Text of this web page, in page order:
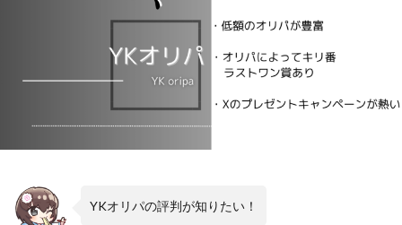
YKオリパの評判が知りたい！